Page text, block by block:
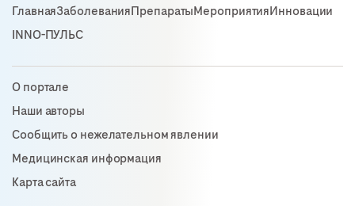
ГлавнаяЗаболеванияПрепаратыМероприятияИнновации
INNO-ПУЛЬС
О портале
Наши авторы
Сообщить о нежелательном явлении
Медицинская информация
Карта сайта